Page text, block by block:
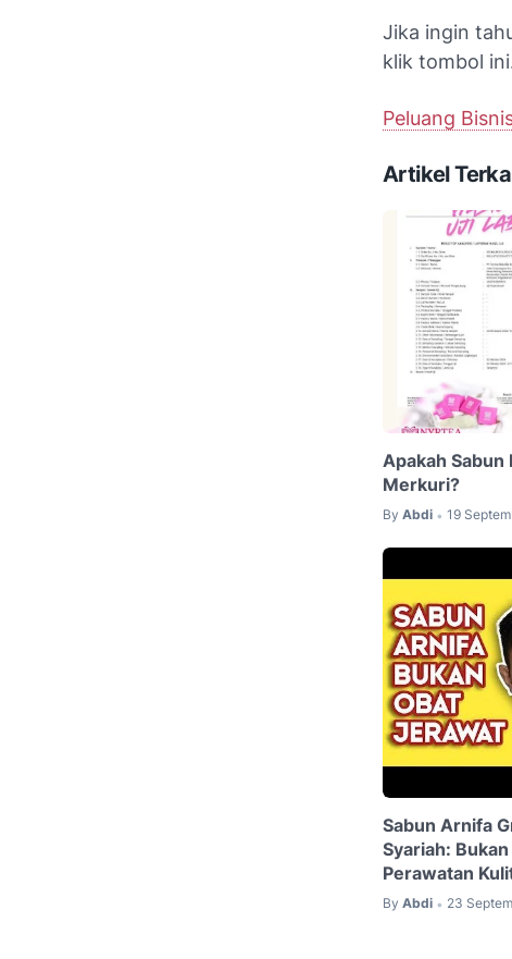
Jika ingin
klik tombol
Peluang
Artikel
Apakah
Merkuri?
By Abdi • 19
Sabun Arnifa
Syariah:
Perawatan
By Abdi • 23